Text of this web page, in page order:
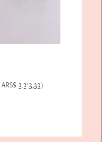
ARS$3.313,33)